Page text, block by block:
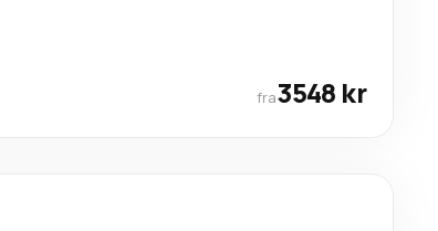
fra3548 kr